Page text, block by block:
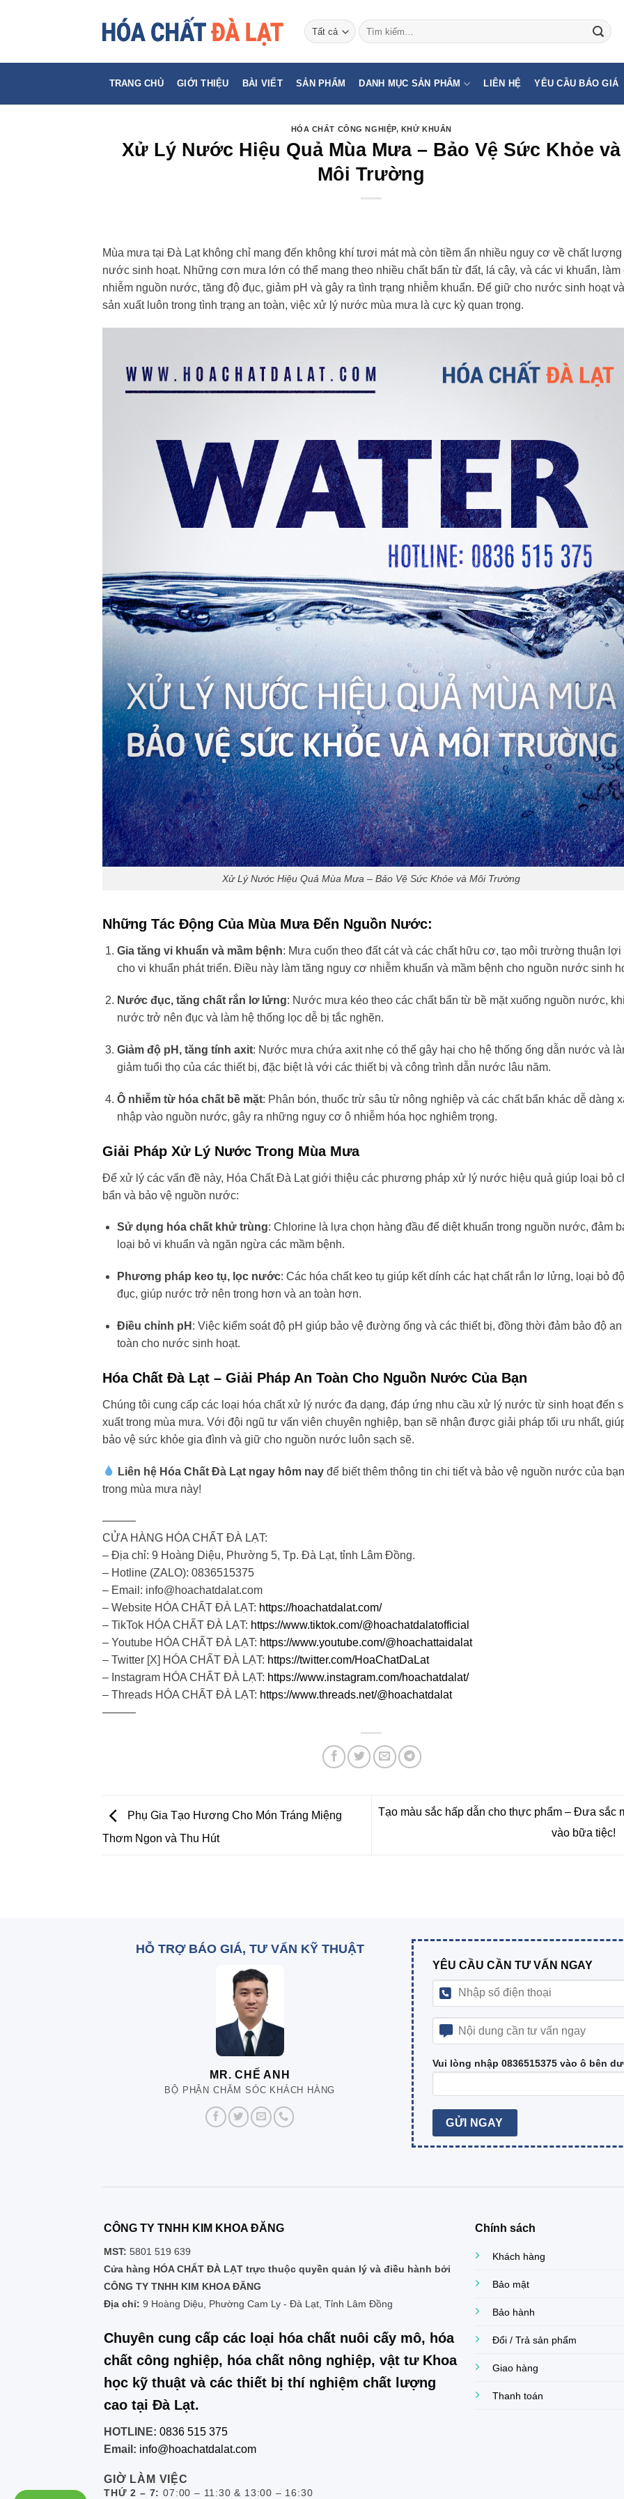
Tìm
kiếm:
TRANG CHỦ GIỚI THIỆU BÀI VIẾT SẢN PHẨM DANH MỤC SẢN PHẨM LIÊN HỆ YÊU CẦU BÁO GIÁ
HÓA CHẤT CÔNG NGHIỆP, KHỬ KHUẨN
Xử Lý Nước Hiệu Quả Mùa Mưa – Bảo Vệ Sức Khỏe và
Môi Trường
Mùa mưa tại Đà Lạt không chỉ mang đến không khí tươi mát mà còn tiềm ẩn nhiều nguy cơ về chất lượng
nước sinh hoạt. Những cơn mưa lớn có thể mang theo nhiều chất bẩn từ đất, lá cây, và các vi khuẩn, làm
nhiễm nguồn nước, tăng độ đục, giảm pH và gây ra tình trạng nhiễm khuẩn. Để giữ cho nước sinh hoạt và
sản xuất luôn trong tình trạng an toàn, việc xử lý nước mùa mưa là cực kỳ quan trọng.
Xử Lý Nước Hiệu Quả Mùa Mưa – Bảo Vệ Sức Khỏe và Môi Trường
Những Tác Động Của Mùa Mưa Đến Nguồn Nước:
Gia tăng vi khuẩn và mầm bệnh: Mưa cuốn theo đất cát và các chất hữu cơ, tạo môi trường thuận lợi
cho vi khuẩn phát triển. Điều này làm tăng nguy cơ nhiễm khuẩn và mầm bệnh cho nguồn nước sinh
Nước đục, tăng chất rắn lơ lửng: Nước mưa kéo theo các chất bẩn từ bề mặt xuống nguồn nước,
nước trở nên đục và làm hệ thống lọc dễ bị tắc nghẽn.
Giảm độ pH, tăng tính axit: Nước mưa chứa axit nhẹ có thể gây hại cho hệ thống ống dẫn nước và
giảm tuổi thọ của các thiết bị, đặc biệt là với các thiết bị và công trình dẫn nước lâu năm.
Ô nhiễm từ hóa chất bề mặt: Phân bón, thuốc trừ sâu từ nông nghiệp và các chất bẩn khác dễ dàng
nhập vào nguồn nước, gây ra những nguy cơ ô nhiễm hóa học nghiêm trọng.
Giải Pháp Xử Lý Nước Trong Mùa Mưa
Để xử lý các vấn đề này, Hóa Chất Đà Lạt giới thiệu các phương pháp xử lý nước hiệu quả giúp loại bỏ
bẩn và bảo vệ nguồn nước:
Sử dụng hóa chất khử trùng: Chlorine là lựa chọn hàng đầu để diệt khuẩn trong nguồn nước, đảm
loại bỏ vi khuẩn và ngăn ngừa các mầm bệnh.
Phương pháp keo tụ, lọc nước: Các hóa chất keo tụ giúp kết dính các hạt chất rắn lơ lửng, loại bỏ độ
đục, giúp nước trở nên trong hơn và an toàn hơn.
Điều chỉnh pH : Việc kiểm soát độ pH giúp bảo vệ đường ống và các thiết bị, đồng thời đảm bảo độ an
toàn cho nước sinh hoạt.
Hóa Chất Đà Lạt – Giải Pháp An Toàn Cho Nguồn Nước Của Bạn
Chúng tôi cung cấp các loại hóa chất xử lý nước đa dạng, đáp ứng nhu cầu xử lý nước từ sinh hoạt đến
xuất trong mùa mưa. Với đội ngũ tư vấn viên chuyên nghiệp, bạn sẽ nhận được giải pháp tối ưu nhất,
bảo vệ sức khỏe gia đình và giữ cho nguồn nước luôn sạch sẽ.
Liên hệ Hóa Chất Đà Lạt ngay hôm nay để biết thêm thông tin chi tiết và bảo vệ nguồn nước của
trong mùa mưa này!
———
CỬA HÀNG HÓA CHẤT ĐÀ LẠT:
– Địa chỉ: 9 Hoàng Diệu, Phường 5, Tp. Đà Lạt, tỉnh Lâm Đồng.
– Hotline (ZALO): 0836515375
– Email: info@hoachatdalat.com
– Website HÓA CHẤT ĐÀ LẠT: https://hoachatdalat.com/
– TikTok HÓA CHẤT ĐÀ LẠT: https://www.tiktok.com/@hoachatdalatofficial
– Youtube HÓA CHẤT ĐÀ LẠT: https://www.youtube.com/@hoachattaidalat
– Twitter [X] HÓA CHẤT ĐÀ LẠT: https://twitter.com/HoaChatDaLat
– Instagram HÓA CHẤT ĐÀ LẠT: https://www.instagram.com/hoachatdalat/
– Threads HÓA CHẤT ĐÀ LẠT: https://www.threads.net/@hoachatdalat
———
Phụ Gia Tạo Hương Cho Món Tráng Miệng
Thơm Ngon và Thu Hút
Tạo màu sắc hấp dẫn cho thực phẩm – Đưa sắc
vào bữa tiệc!
HỖ TRỢ BÁO GIÁ, TƯ VẤN KỸ THUẬT
MR. CHẾ ANH
BỘ PHẬN CHĂM SÓC KHÁCH HÀNG
YÊU CẦU CẦN TƯ VẤN NGAY
Vui lòng nhập 0836515375 vào ô bên
CÔNG TY TNHH KIM KHOA ĐĂNG
MST: 5801 519 639
Cửa hàng HÓA CHẤT ĐÀ LẠT trực thuộc quyền quản lý và điều hành bởi
CÔNG TY TNHH KIM KHOA ĐĂNG
Địa chỉ: 9 Hoàng Diệu, Phường Cam Ly - Đà Lạt, Tỉnh Lâm Đồng
Chuyên cung cấp các loại hóa chất nuôi cấy mô, hóa
chất công nghiệp, hóa chất nông nghiệp, vật tư Khoa
học kỹ thuật và các thiết bị thí nghiệm chất lượng
cao tại Đà Lạt.
HOTLINE: 0836 515 375
Email: info@hoachatdalat.com
GIỜ LÀM VIỆC
THỨ 2 – 7:07:00 – 11:30 & 13:00 – 16:30
Chính sách
Khách hàng
Bảo mật
Bảo hành
Đổi / Trả sản phẩm
Giao hàng
Thanh toán